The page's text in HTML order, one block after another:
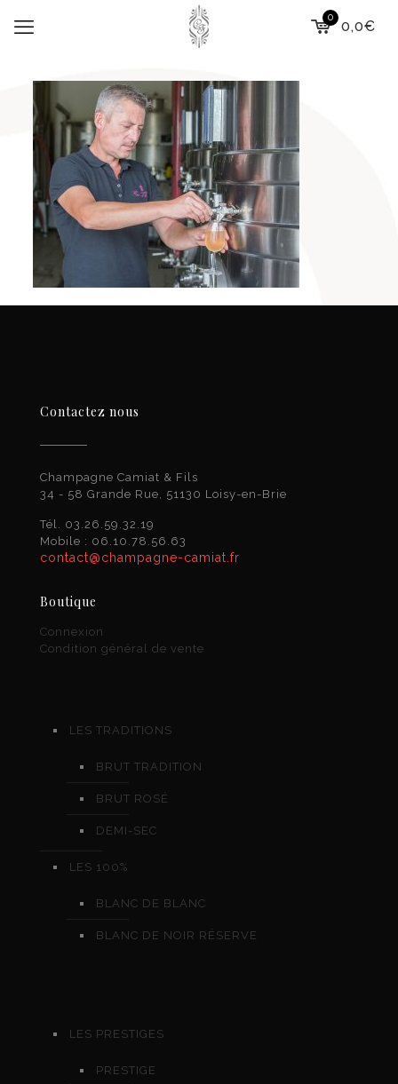
0
0,0€
Contactez nous
Champagne Camiat & Fils
34 - 58 Grande Rue, 51130 Loisy-en-Brie
Tél. 03.26.59.32.19
Mobile : 06.10.78.56.63
contact@champagne-camiat.fr
Boutique
Connexion
Condition général de vente
LES TRADITIONS
BRUT TRADITION
BRUT ROSÉ
DEMI-SEC
LES 100%
BLANC DE BLANC
BLANC DE NOIR RÉSERVE
LES PRESTIGES
PRESTIGE